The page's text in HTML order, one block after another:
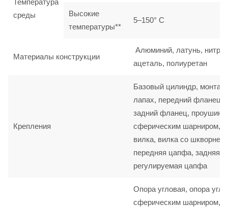
Температура
среды
Высокие
температуры**
5–150° C
Материалы конструкции
Алюминий, латунь,
ацеталь, полиуретан
Крепления
Базовый цилиндр, монтаж
лапах, передний фланец,
задний фланец, проушина
сферическим шарниром,
вилка, вилка со шкворнем,
передняя цапфа, задняя
регулируемая цапфа
Опора угловая, опора
сферическим шарниром,